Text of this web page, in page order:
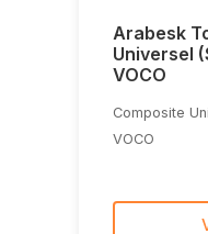
Arabesk
Universel
VOCO
Composite
VOCO